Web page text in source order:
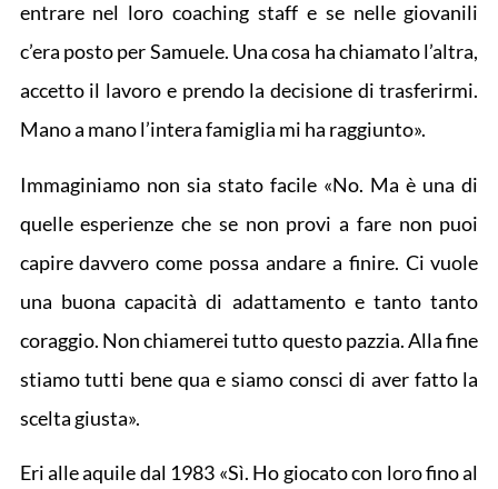
entrare nel loro coaching staff e se nelle giovanili
c’era posto per Samuele. Una cosa ha chiamato l’altra,
accetto il lavoro e prendo la decisione di trasferirmi.
Mano a mano l’intera famiglia mi ha raggiunto».
Immaginiamo non sia stato facile «No. Ma è una di
quelle esperienze che se non provi a fare non puoi
capire davvero come possa andare a finire. Ci vuole
una buona capacità di adattamento e tanto tanto
coraggio. Non chiamerei tutto questo pazzia. Alla fine
stiamo tutti bene qua e siamo consci di aver fatto la
scelta giusta».
Eri alle aquile dal 1983 «Sì. Ho giocato con loro fino al